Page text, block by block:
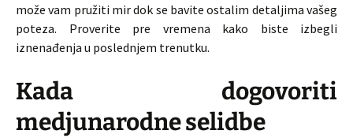
može vam pružiti mir dok se bavite ostalim detaljima vašeg
poteza. Proverite pre vremena kako biste izbegli
iznenađenja u poslednjem trenutku.
Kada dogovoriti
medjunarodne selidbe